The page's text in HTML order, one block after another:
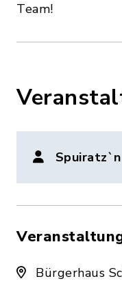
Team!
Spuiratz`n
Bürgerhaus